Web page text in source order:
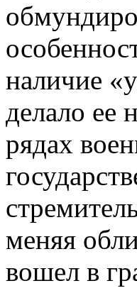
наличие
делало ее
рядах
меняя
вошел в